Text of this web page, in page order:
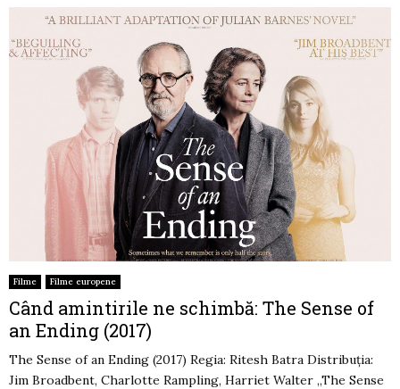
Filme Filme europene
Când amintirile ne schimbă: The Sense of
an Ending (2017)
The Sense of an Ending (2017) Regia: Ritesh Batra Distribuția:
Jim Broadbent, Charlotte Rampling, Harriet Walter „The Sense